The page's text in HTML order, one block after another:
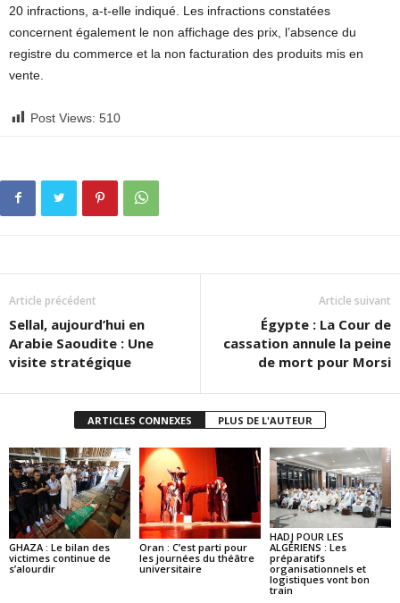
20 infractions, a-t-elle indiqué. Les infractions constatées
concernent également le non affichage des prix, l’absence du
registre du commerce et la non facturation des produits mis en
vente.
Post Views: 510
Article précédent
Sellal, aujourd’hui en
Arabie Saoudite : Une
visite stratégique
Article suivant
Égypte : La Cour de
cassation annule la peine
de mort pour Morsi
ARTICLES CONNEXES PLUS DE L'AUTEUR
GHAZA : Le bilan des
victimes continue de
s’alourdir
Oran : C’est parti pour
les journées du théâtre
universitaire
HADJ POUR LES
ALGÉRIENS : Les
préparatifs
organisationnels et
logistiques vont bon
train